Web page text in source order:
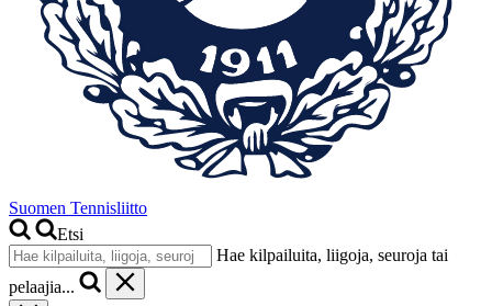
Suomen Tennisliitto
Etsi
Hae kilpailuita, liigoja, seuroja tai
pelaajia...